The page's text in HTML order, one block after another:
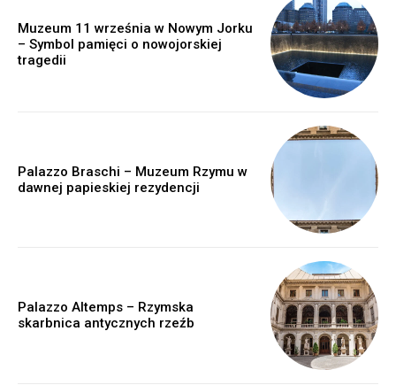
Muzeum 11 września w Nowym Jorku
– Symbol pamięci o nowojorskiej
tragedii
Palazzo Braschi – Muzeum Rzymu w
dawnej papieskiej rezydencji
Palazzo Altemps – Rzymska
skarbnica antycznych rzeźb